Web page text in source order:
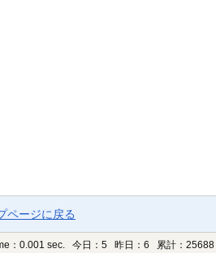
ページに戻る
：0.001 sec. 今日：5 昨日：6 累計：25688